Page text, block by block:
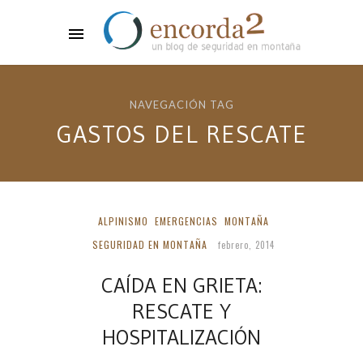
NAVEGACIÓN TAG
GASTOS DEL RESCATE
ALPINISMO EMERGENCIAS MONTAÑA
SEGURIDAD EN MONTAÑA
febrero, 2014
CAÍDA EN GRIETA:
RESCATE Y
HOSPITALIZACIÓN